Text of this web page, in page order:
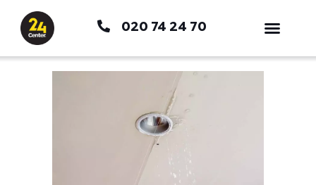
innehåll
020 74 24 70